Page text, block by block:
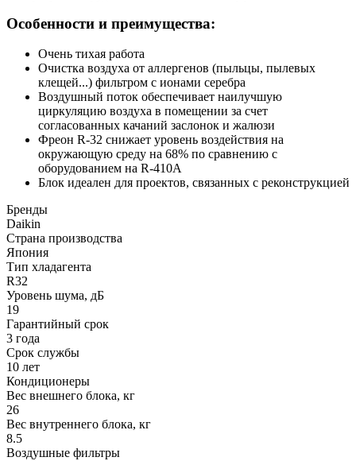
Особенности и преимущества:
Очень тихая работа
Очистка воздуха от аллергенов (пыльцы, пылевых
клещей...) фильтром с ионами серебра
Воздушный поток обеспечивает наилучшую
циркуляцию воздуха в помещении за счет
согласованных качаний заслонок и жалюзи
Фреон R-32 снижает уровень воздействия на
окружающую среду на 68% по сравнению с
оборудованием на R-410A
Блок идеален для проектов, связанных с реконструкцией
Бренды
Daikin
Страна производства
Япония
Тип хладагента
R32
Уровень шума, дБ
19
Гарантийный срок
3 года
Срок службы
10 лет
Кондиционеры
Вес внешнего блока, кг
26
Вес внутреннего блока, кг
8.5
Воздушные фильтры